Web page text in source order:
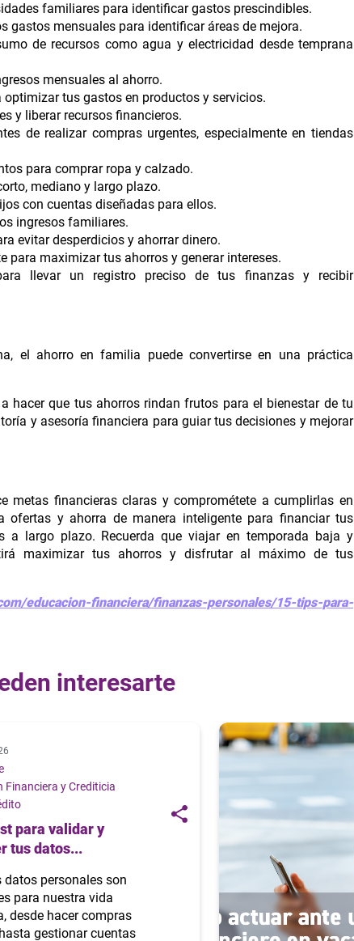
familiares para identificar gastos prescindibles.
gastos mensuales para identificar áreas de mejora.
de recursos como agua y electricidad desde temprana
mensuales al ahorro.
tus gastos en productos y servicios.
y liberar recursos financieros.
de realizar compras urgentes, especialmente en tiendas
para comprar ropa y calzado.
mediano y largo plazo.
con cuentas diseñadas para ellos.
ingresos familiares.
evitar desperdicios y ahorrar dinero.
para maximizar tus ahorros y generar intereses.
llevar un registro preciso de tus finanzas y recibir
el ahorro en familia puede convertirse en una práctica
hacer que tus ahorros rindan frutos para el bienestar de tu
y asesoría financiera para guiar tus decisiones y mejorar
metas financieras claras y comprométete a cumplirlas en
ofertas y ahorra de manera inteligente para financiar tus
a largo plazo. Recuerda que viajar en temporada baja y
maximizar tus ahorros y disfrutar al máximo de tus
educacion-financiera/finanzas-personales/15-tips-para-
interesarte
Financiera y Crediticia
para validar y
tus datos...
datos personales son
para nuestra vida
desde hacer compras
gestionar cuentas